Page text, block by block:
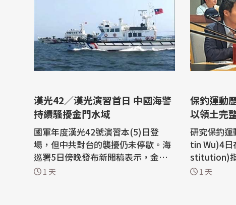
漢光42／漢光演習首日 中國海警
持續騷擾金門水域
國軍年度漢光42號演習本(5)日登
場，但中共對台的襲擾仍未停歇。海
巡署5日傍晚發布新聞稿表示，金馬
澎分署第十二巡防區5日下午偵獲中
1 天
保釣運動
以領土完
研究保釣
tin Wu)4日
stitution)
來局勢難以
1 天